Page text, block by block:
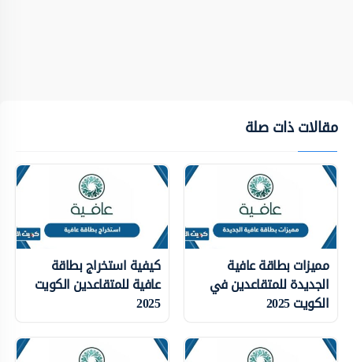
مقالات ذات صلة
مميزات بطاقة عافية
الجديدة للمتقاعدين في
الكويت 2025
كيفية استخراج بطاقة
عافية للمتقاعدين الكويت
2025